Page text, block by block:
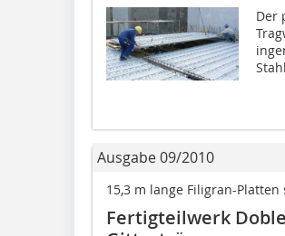
Der
Ausgabe 09/2010
15,3 m lange Filigran-
Fertigteilwerk